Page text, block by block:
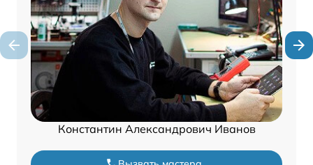
Константин Александрович Иванов